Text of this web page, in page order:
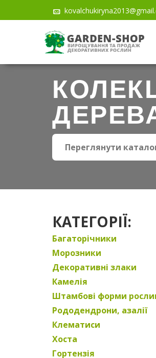
Переглянути
КАТЕГОРІЇ:
Багаторічники
Морозники
Декоративні злаки
Камелія
Штамбові форми
Рододендрони, азалії
Клематиси
Хоста
Гортензія